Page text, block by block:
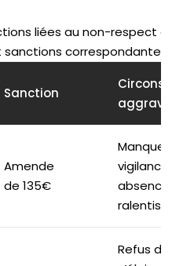
liées au non-respect du
correspondantes
Sanction
Amende
de 135€
Manque de
vigilance,
absence
Refus de